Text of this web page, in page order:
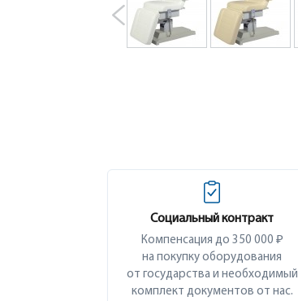
Социальный контракт
Компенсация до 350 000 ₽
на покупку оборудования
от государства и необходимый
комплект документов от нас.